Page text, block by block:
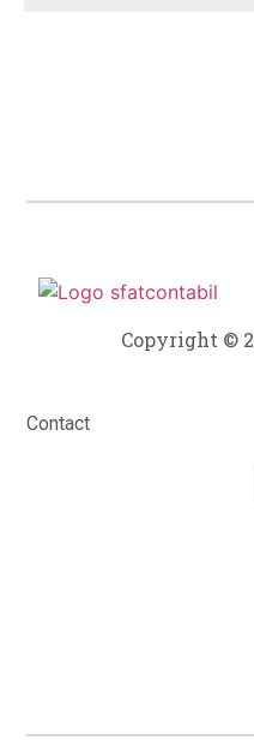
Copyright ©
Contact